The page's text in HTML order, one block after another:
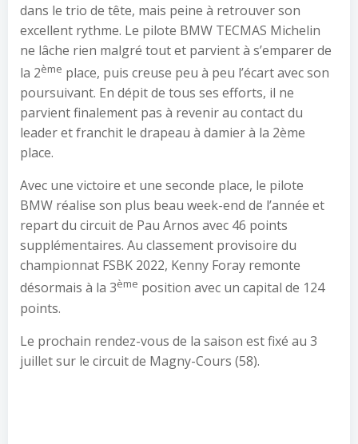
dans le trio de tête, mais peine à retrouver son
excellent rythme. Le pilote BMW TECMAS Michelin
ne lâche rien malgré tout et parvient à s’emparer de
la 2ème place, puis creuse peu à peu l’écart avec son
poursuivant. En dépit de tous ses efforts, il ne
parvient finalement pas à revenir au contact du
leader et franchit le drapeau à damier à la 2ème
place.
Avec une victoire et une seconde place, le pilote
BMW réalise son plus beau week-end de l’année et
repart du circuit de Pau Arnos avec 46 points
supplémentaires. Au classement provisoire du
championnat FSBK 2022, Kenny Foray remonte
désormais à la 3ème position avec un capital de 124
points.
Le prochain rendez-vous de la saison est fixé au 3
juillet sur le circuit de Magny-Cours (58).